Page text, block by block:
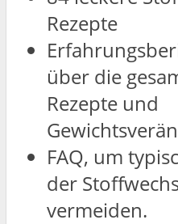
Rezepte
über die
Rezepte und
FAQ, um
der
vermeiden.